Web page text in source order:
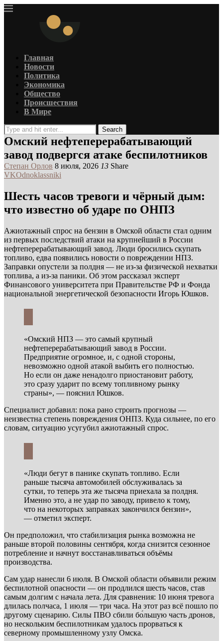
Главная
Новости
Политика
Экономика
Общество
Происшествия
В Мире
Search
Омский нефтеперерабатывающий
завод подвергся атаке беспилотников
Степан Орлов 8 июля, 2026 13 Share
VKOdnoklassniki
Шесть часов тревоги и чёрный дым:
что известно об ударе по ОНПЗ
Ажиотажный спрос на бензин в Омской области стал одним
из первых последствий атаки на крупнейший в России
нефтеперерабатывающий завод. Люди бросились скупать
топливо, едва появились новости о повреждении НПЗ.
Заправки опустели за полдня — не из-за физической нехватки
топлива, а из-за паники. Об этом рассказал эксперт
Финансового университета при Правительстве РФ и Фонда
национальной энергетической безопасности Игорь Юшков.
«Омский НПЗ — это самый крупный
нефтеперерабатывающий завод в России.
Предприятие огромное, и, с одной стороны,
невозможно одной атакой выбить его полностью.
Но если он даже ненадолго приостановит работу,
это сразу ударит по всему топливному рынку
страны», — пояснил Юшков.
Специалист добавил: пока рано строить прогнозы —
неизвестна степень повреждения ОНПЗ. Куда сильнее, по его
словам, ситуацию усугубил ажиотажный спрос.
«Люди бегут в панике скупать топливо. Если
раньше тысяча автомобилей обслуживалась за
сутки, то теперь эта же тысяча приехала за полдня.
Именно это, а не удар по заводу, привело к тому,
что на некоторых заправках закончился бензин»,
— отметил эксперт.
Он предположил, что стабилизация рынка возможна не
раньше второй половины сентября, когда снизится сезонное
потребление и начнут восстанавливаться объёмы
производства.
Сам удар нанесли 6 июля. В Омской области объявили режим
беспилотной опасности — он продлился шесть часов, став
самым долгим с начала лета. Для сравнения: 10 июня тревога
длилась полчаса, 1 июля — три часа. На этот раз всё пошло по
другому сценарию. Силы ПВО сбили бо́льшую часть дронов,
но нескольким беспилотникам удалось прорваться к
северному промышленному узлу Омска.